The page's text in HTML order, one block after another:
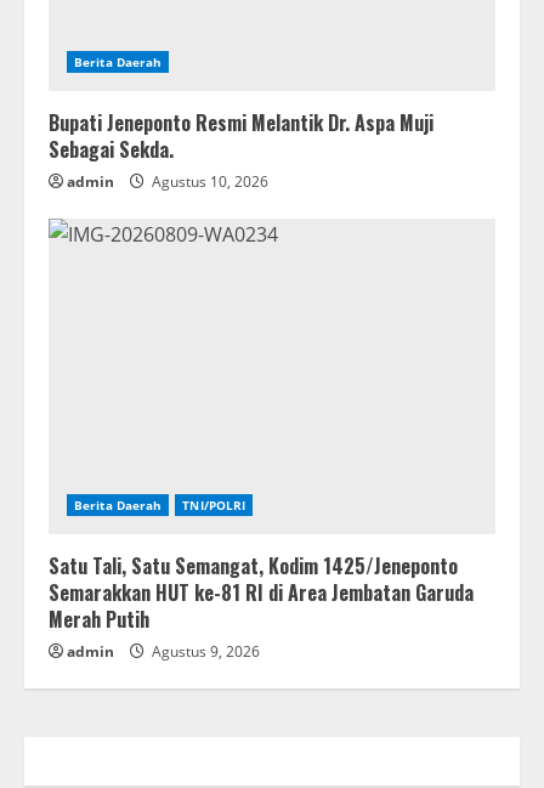
Berita Daerah
Bupati Jeneponto Resmi Melantik Dr. Aspa Muji
Sebagai Sekda.
admin Agustus 10, 2026
Berita Daerah TNI/POLRI
Satu Tali, Satu Semangat, Kodim 1425/Jeneponto
Semarakkan HUT ke-81 RI di Area Jembatan Garuda
Merah Putih
admin Agustus 9, 2026